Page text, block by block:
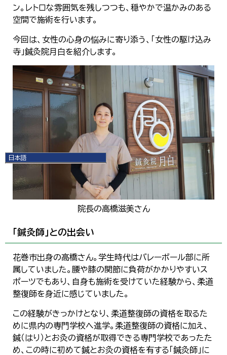
日本語
English
한국어
ン。レトロな雰囲気を残しつつも、穏やかで温かみのある
空間で施術を行います。
今回は、女性の心身の悩みに寄り添う、「女性の駆け込み
寺」鍼灸院月白を紹介します。
院長の高橋滋美さん
「鍼灸師」との出会い
花巻市出身の高橋さん。学生時代はバレーボール部に所
属していました。腰や膝の関節に負荷がかかりやすいス
ポーツでもあり、自身も施術を受けていた経験から、柔道
整復師を身近に感じていました。
この経験がきっかけとなり、柔道整復師の資格を取るた
めに県内の専門学校へ進学。柔道整復師の資格に加え、
鍼（はり）とお灸の資格が取得できる専門学校であったた
め、この時に初めて鍼とお灸の資格を有する「鍼灸師」に